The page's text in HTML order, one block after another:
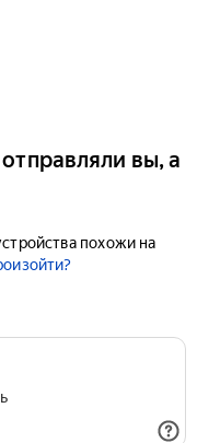
вы, а
похожи на